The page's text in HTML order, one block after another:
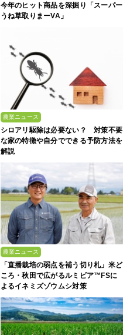
今年のヒット商品を深掘り「スーパー
うね草取りまーVA」
農業ニュース
シロアリ駆除は必要ない？ 対策不要
な家の特徴や自分でできる予防方法を
解説
農業ニュース
「直播栽培の弱点を補う切り札」米ど
ころ・秋田で広がるルミビア™FSに
よるイネミズゾウムシ対策